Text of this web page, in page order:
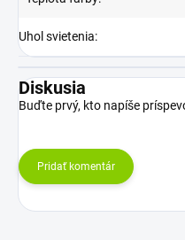
Uhol svietenia:
Diskusia
Buďte prvý, kto napíše
Pridať komentár